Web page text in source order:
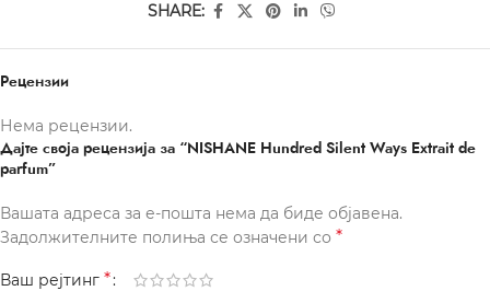
SHARE:
Рецензии
Нема рецензии.
Дајте своја рецензија за “NISHANE Hundred Silent Ways Extrait de
parfum”
Вашата адреса за е-пошта нема да биде објавена.
Задолжителните полиња се означени со *
Ваш рејтинг *